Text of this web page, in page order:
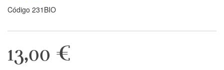
Código 231BIO
13,00 €